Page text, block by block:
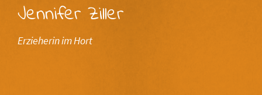
Jennifer Ziller
Erzieherin im Hort